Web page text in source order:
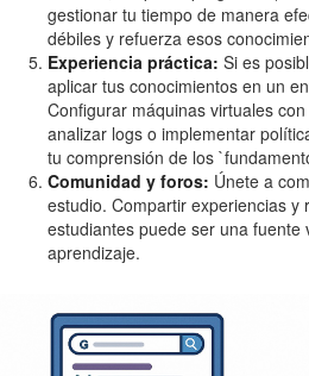
gestionar tu tiempo de manera
débiles y refuerza esos
Experiencia práctica: Si es
aplicar tus conocimientos en un
Configurar máquinas virtuales
analizar logs o implementar
tu comprensión de los
Comunidad y foros: Únete a
estudio. Compartir experiencias y
estudiantes puede ser una fuente
aprendizaje.